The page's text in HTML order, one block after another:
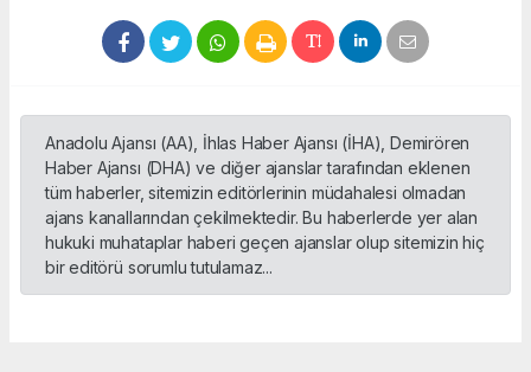
Anadolu Ajansı (AA), İhlas Haber Ajansı (İHA), Demirören
Haber Ajansı (DHA) ve diğer ajanslar tarafından eklenen
tüm haberler, sitemizin editörlerinin müdahalesi olmadan
ajans kanallarından çekilmektedir. Bu haberlerde yer alan
hukuki muhataplar haberi geçen ajanslar olup sitemizin hiç
bir editörü sorumlu tutulamaz...